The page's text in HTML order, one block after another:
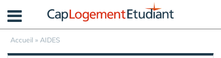
Accueil » AIDES